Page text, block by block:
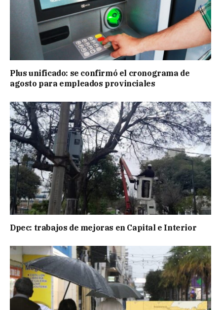
Plus unificado: se confirmó el cronograma de
agosto para empleados provinciales
Dpec: trabajos de mejoras en Capital e Interior